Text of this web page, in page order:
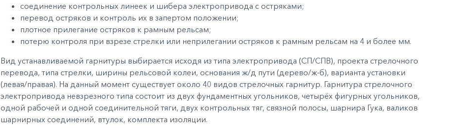
соединение контрольных линеек и шибера электропривода с остряками;
перевод остряков и контроль их в запертом положении;
плотное прилегание остряков к рамным рельсам;
потерю контроля при взрезе стрелки или неприлегании остряков к рамным рельсам на 4 и более мм.
Вид устанавливаемой гарнитуры выбирается исходя из типа электропривода (СП/СПВ), проекта стрелочного
перевода, типа стрелки, ширины рельсовой колеи, основания ж/д пути (дерево/ж-б), варианта установки
(левая/правая). На данный момент существует около 40 видов стрелочных гарнитур. Гарнитура стрелочного
электропривода невзрезного типа состоит из двух фундаментных угольников, четырёх фигурных угольников,
одной рабочей и одной соединительной тяги, двух контрольных тяг, связной полосы, шарнира Гука, валиков
шарнирных соединений, втулок, комплекта изоляции.